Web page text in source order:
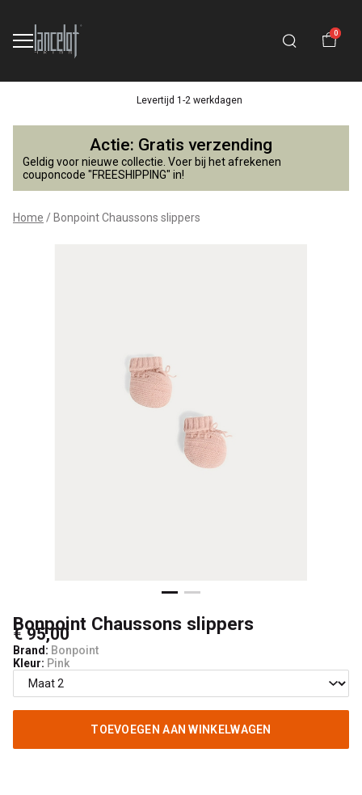
0
Levertijd 1-2 werkdagen
Bonpoint
Chaussons
slippers
Actie: Gratis verzending
Geldig voor nieuwe collectie. Voer bij het afrekenen
couponcode "FREESHIPPING" in!
Home Bonpoint Chaussons slippers
Bonpoint Chaussons slippers
€ 95,00
Brand: Bonpoint
Kleur: Pink
TOEVOEGEN AAN WINKELWAGEN